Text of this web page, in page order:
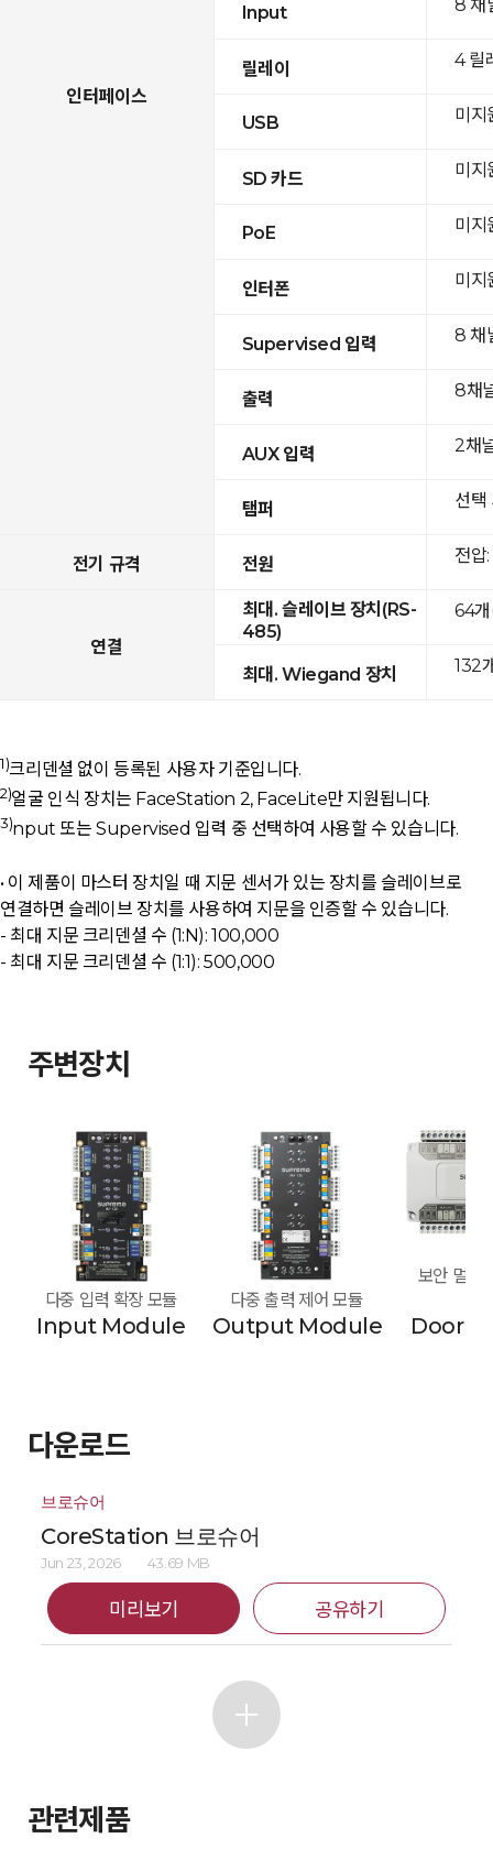
인터페이스
Input
릴레이
USB
SD 카드
PoE
인터폰
Supervised 입력
출력
AUX 입력
탬퍼
전기 규격 전원
연결
최대. 슬레이브 장치(RS-
485)
최대. Wiegand 장치
8 채
4 릴
미지
미지
미지
미지
8 채
8채
2채
선택
전압
64개
132
1)크리덴셜 없이 등록된 사용자 기준입니다.
2)얼굴 인식 장치는 FaceStation 2, FaceLite만 지원됩니다.
3)nput 또는 Supervised 입력 중 선택하여 사용할 수 있습니다.
• 이 제품이 마스터 장치일 때 지문 센서가 있는 장치를 슬레이브로
연결하면 슬레이브 장치를 사용하여 지문을 인증할 수 있습니다.
- 최대 지문 크리덴셜 수 (1:N): 100,000
- 최대 지문 크리덴셜 수 (1:1): 500,000
주변장치
다중 입력 확장 모듈
Input Module
다중 출력 제어 모듈
Output Module
보안 멀티
Door
다운로드
브로슈어
CoreStation 브로슈어
Jun 23, 2026 43.69 MB
미리보기 공유하기
관련제품